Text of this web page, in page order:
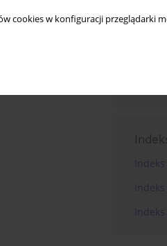
cookies w konfiguracji przeglądarki
and